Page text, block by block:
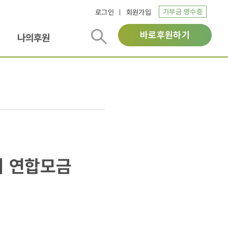
로그인 회원가입 기부금 영수증
나의후원 바로후원하기
연합모금